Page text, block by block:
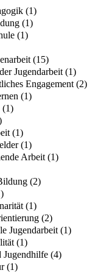
(1)
(1)
(1)
(15)
Jugendarbeit (1)
Engagement (2)
(1)
(1)
(1)
(1)
Arbeit (1)
(2)
(1)
(2)
Jugendarbeit (1)
(1)
Jugendhilfe (4)
(1)